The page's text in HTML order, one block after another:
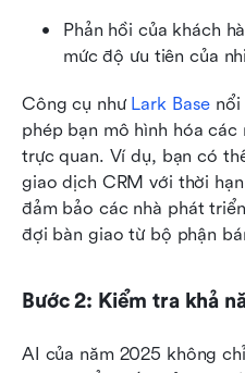
Phản hồi của khách
mức độ ưu tiên của
Công cụ như Lark Base nổi
phép bạn mô hình hóa
trực quan. Ví dụ, bạn có
giao dịch CRM với thời
đảm bảo các nhà phát
đợi bàn giao từ bộ phận
Bước 2: Kiểm tra khả
AI của năm 2025 không